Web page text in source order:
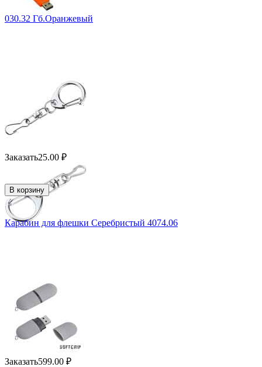
030.32 Гб.Оранжевый
Заказать25.00 ₽
В корзину
Карабин для флешки Серебристый 4074.06
Заказать599.00 ₽